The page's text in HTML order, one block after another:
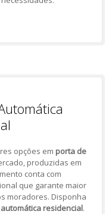
opções em porta de
produzidas em
conta com
que garante maior
moradores. Disponha
residencial.